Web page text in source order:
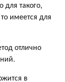
для такого,
имеется для
отлично
в